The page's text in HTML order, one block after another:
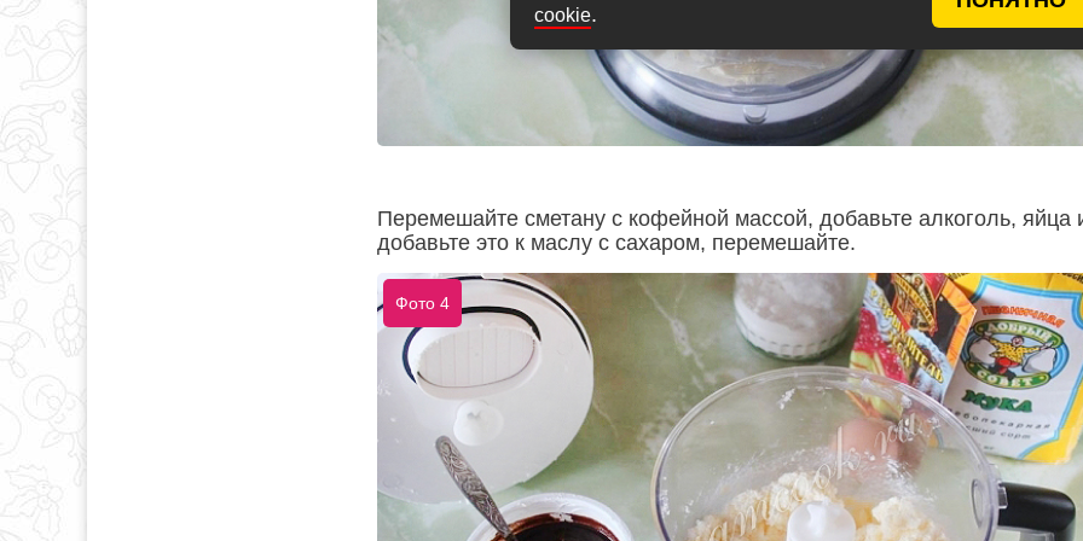
cookie.
Перемешайте сметану с кофейной массой, добавьте алкоголь, яйца
добавьте это к маслу с сахаром, перемешайте.
Фото 4